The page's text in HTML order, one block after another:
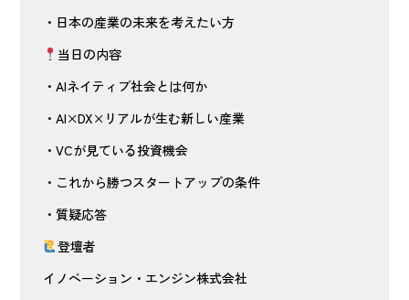
・日本の産業の未来を考えたい方
当日の内容
・AIネイティブ社会とは何か
・AI×DX×リアルが生む新しい産業
・VCが見ている投資機会
・これから勝つスタートアップの条件
・質疑応答
登壇者
イノベーション・エンジン株式会社